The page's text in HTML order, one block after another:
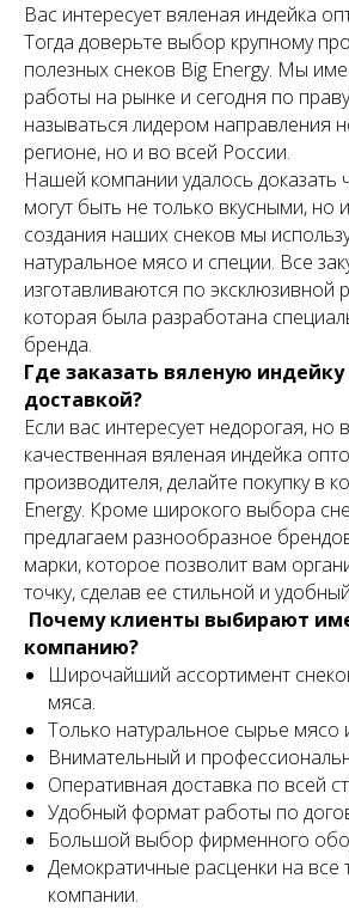
Вас интересует вяленая индейка
Тогда доверьте выбор крупному
полезных снеков Big Energy. Мы
работы на рынке и сегодня по
называться лидером направления
регионе, но и во всей России.
Нашей компании удалось доказать
могут быть не только вкусными, но
создания наших снеков мы
натуральное мясо и специи. Все
изготавливаются по эксклюзивной
которая была разработана
бренда.
Где заказать вяленую индейку
доставкой?
Если вас интересует недорогая, но
качественная вяленая индейка
производителя, делайте покупку в
Energy. Кроме широкого выбора
предлагаем разнообразное
марки, которое позволит вам
точку, сделав ее стильной и
Почему клиенты выбирают
компанию?
Широчайший ассортимент
мяса.
Только натуральное сырье мясо
Внимательный и
Оперативная доставка по всей
Удобный формат работы по
Большой выбор фирменного
Демократичные расценки на все
компании.